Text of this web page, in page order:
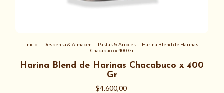
Inicio Despensa & Almacen Pastas & Arroces
Harina Blend de Harinas
Chacabuco x 400 Gr
Harina Blend de Harinas Chacabuco x 400
Gr
$4.600,00